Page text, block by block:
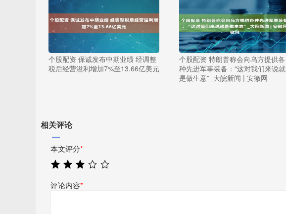
个股配资 保诚发布中期业绩 经调整
税后经营溢利增加7%至13.66亿美元
个股配资 特朗普称会向乌方提供各
种先进军事装备：“这对我们来说就
是做生意”_大皖新闻 | 安徽网
相关评论
本文评分*
评论内容*